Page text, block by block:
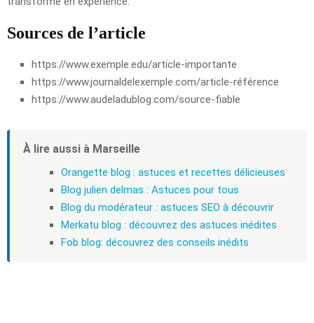
Sources de l’article
https://www.exemple.edu/article-importante
https://www.journaldelexemple.com/article-référence
https://www.audeladublog.com/source-fiable
À lire aussi à Marseille
Orangette blog : astuces et recettes délicieuses
Blog julien delmas : Astuces pour tous
Blog du modérateur : astuces SEO à découvrir
Merkatu blog : découvrez des astuces inédites
Fob blog: découvrez des conseils inédits